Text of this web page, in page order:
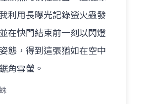
利用長曝光記錄螢火蟲發
在快門結束前一刻以閃燈
態，得到這張猶如在空中
角雪螢。